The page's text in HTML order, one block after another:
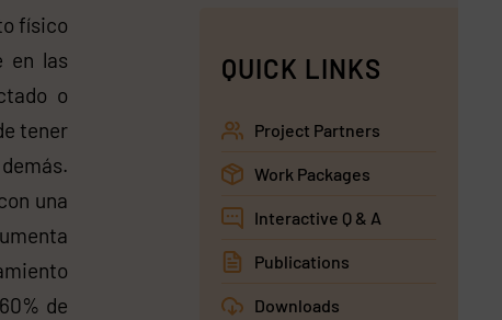
físico
en las
o
tener
una
de
QUICK LINKS
Project Partners
Work Packages
Interactive Q & A
Publications
Downloads